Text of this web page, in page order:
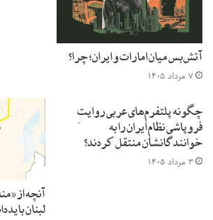
اویغورها سرکوب دولت را تحمل نکرده و به
خود را از سیاست‌های سرکوبگرانه‌ی پکن رها
می‌باشد. در این اردوگاه‌ها، زنان
ازدواج با مردان چینی می‌شوند،
زندان مورد شکنجه قرار می‌گیرند،
فرهنگی و دینی سرکوب می‌شود و
دولت، خطرناک تشخیص داده
آتش‌بس میان امارات و ایران؛ چرا؟
۷ مرداد ۱۴۰۵
چگونه پلتفرم‌های عربی روایتِ
فروپاشیِ نظامِ ایران را به
خوانندگانشان منتقل کردند؟
۳ مرداد ۱۴۰۵
آنچه از
لبنان باید